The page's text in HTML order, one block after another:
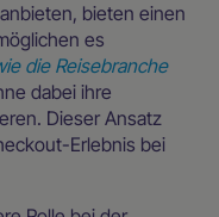
bieten einen
es
die Reisebranche
dabei ihre
Dieser Ansatz
Erlebnis bei